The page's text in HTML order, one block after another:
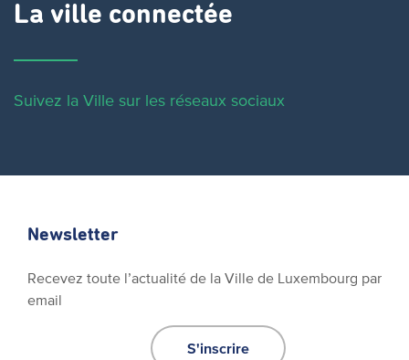
La ville connectée
Suivez la Ville sur les réseaux sociaux
Newsletter
Recevez toute l’actualité de la Ville de Luxembourg par
email
S'inscrire